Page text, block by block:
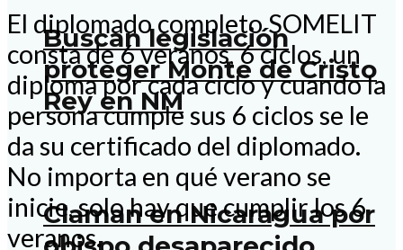
Buscan legislación
proteger Monte de Cristo
Rey en NM
Claman en Nicaragua por
El diplomado completo SOMELIT
consta de 6 veranos, 6 ciclos, un
diploma por cada ciclo y cuando la
persona cumple sus 6 ciclos se le
da su certificado del diplomado.
No importa en qué verano se
inicie, solo hay que cumplir los 6
veranos.